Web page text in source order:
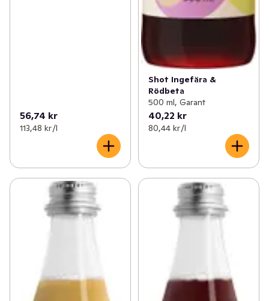
56,74 kr
113,48 kr /l
Shot Ingefära &
Rödbeta
500 ml, Garant
40,22 kr
80,44 kr /l